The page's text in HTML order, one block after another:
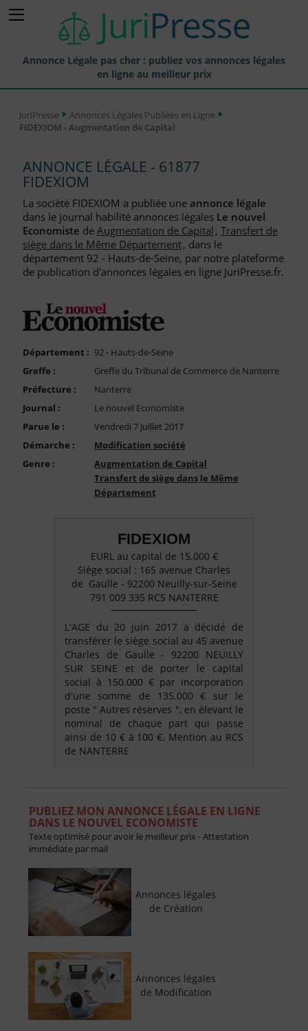
Annonce Légale pas cher : publiez vos annonces légales
en ligne au meilleur prix
Annonces Légales Publiées
Journaux Habilités (JAL) Annonces Légales
Départements pour la Publication d'Annonces Légales
Liste des Greffes
Liste des CCI
FAQ
Compte PRO
JuriPresse
Annonces Légales Publiées en Ligne
FIDEXIOM - Augmentation de Capital
ANNONCE LÉGALE - 61877
FIDEXIOM
La société FIDEXIOM a publiée une annonce légale
dans le journal habilité annonces légales Le nouvel
Economiste deAugmentation de Capital, Transfert de
siège dans le Même Département, dans le
département 92 - Hauts-de-Seine, par notre plateforme
de publication d'annonces légales en ligne JuriPresse.fr.
Département : 92 - Hauts-de-Seine
Greffe :
Greffe du Tribunal de Commerce de Nanterre
Préfecture :
Nanterre
Journal :
Le nouvel Economiste
Parue le :
Vendredi 7 Juillet 2017
Démarche :
Modification société
Genre :
Augmentation de Capital
Transfert de siège dans le Même
Département
FIDEXIOM
EURL au capital de 15.000 €
Siège social : 165 avenue Charles
de Gaulle - 92200 Neuilly-sur-Seine
791 009 335 RCS NANTERRE
L'AGE du 20 juin 2017 a décidé de
transférer le siège social au 45 avenue
Charles de Gaulle - 92200 NEUILLY
SUR SEINE et de porter le capital
social à 150.000 € par incorporation
d'une somme de 135.000 € sur le
poste " Autres réserves ", en élevant le
nominal de chaque part qui passe
ainsi de 10 € à 100 €. Mention au RCS
de NANTERRE
PUBLIEZ MON ANNONCE LÉGALE EN LIGNE
DANS LE NOUVEL ECONOMISTE
Texte optimisé pour avoir le meilleur prix - Attestation
immédiate par mail
Annonces légales
de Création
Annonces légales
de Modification